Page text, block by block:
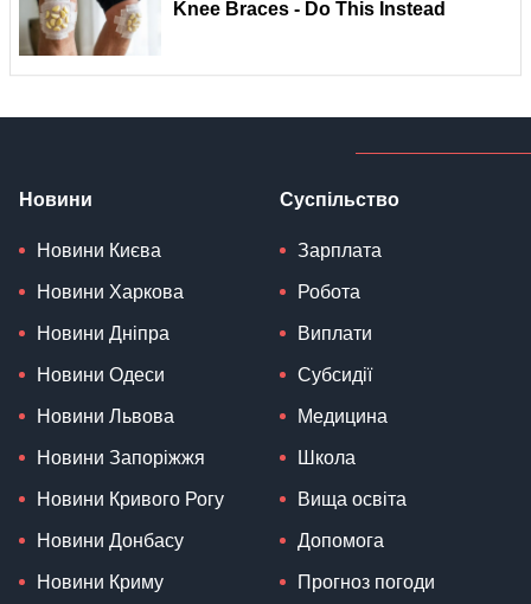
Новини
Новини Києва
Новини Харкова
Новини Дніпра
Новини Одеси
Новини Львова
Новини Запоріжжя
Новини Кривого Рогу
Новини Донбасу
Новини Криму
Суспільство
Зарплата
Робота
Виплати
Субсидії
Медицина
Школа
Вища освіта
Допомога
Прогноз погоди